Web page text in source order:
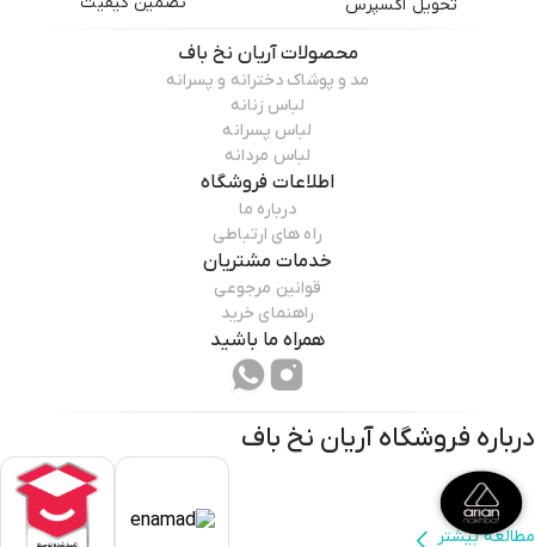
تحویل اکسپرس
محصولاتآریان نخ باف
مد و پوشاک دخترانه و پسرانه
لباس زنانه
لباس پسرانه
لباس مردانه
اطلاعات فروشگاه
درباره ما
راه های ارتباطی
خدمات مشتریان
قوانین مرجوعی
راهنمای خرید
همراه ما باشید
درباره فروشگاهآریان نخ باف
مطالعه بیشتر